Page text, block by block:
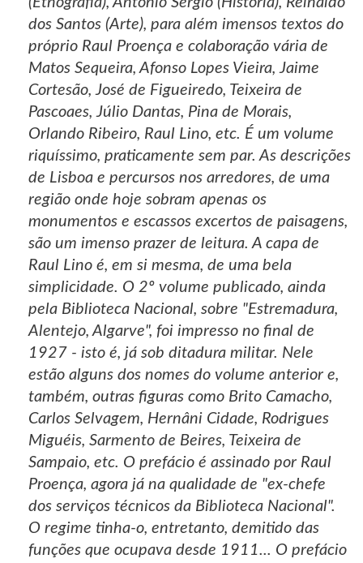
dos Santos (Arte), para além imensos textos do
próprio Raul Proença e colaboração vária de
Matos Sequeira, Afonso Lopes Vieira, Jaime
Cortesão, José de Figueiredo, Teixeira de
Pascoaes, Júlio Dantas, Pina de Morais,
Orlando Ribeiro, Raul Lino, etc. É um volume
riquíssimo, praticamente sem par. As descrições
de Lisboa e percursos nos arredores, de uma
região onde hoje sobram apenas os
monumentos e escassos excertos de paisagens,
são um imenso prazer de leitura. A capa de
Raul Lino é, em si mesma, de uma bela
simplicidade. O 2º volume publicado, ainda
pela Biblioteca Nacional, sobre "Estremadura,
Alentejo, Algarve", foi impresso no final de
1927 - isto é, já sob ditadura militar. Nele
estão alguns dos nomes do volume anterior e,
também, outras figuras como Brito Camacho,
Carlos Selvagem, Hernâni Cidade, Rodrigues
Miguéis, Sarmento de Beires, Teixeira de
Sampaio, etc. O prefácio é assinado por Raul
Proença, agora já na qualidade de "ex-chefe
dos serviços técnicos da Biblioteca Nacional".
O regime tinha-o, entretanto, demitido das
funções que ocupava desde 1911... O prefácio